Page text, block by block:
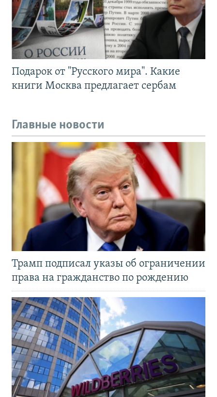
Подарок от "Русского мира". Какие
книги Москва предлагает сербам
Главные новости
Трамп подписал указы об ограничении
права на гражданство по рождению